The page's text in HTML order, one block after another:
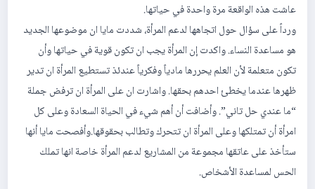
عاشت هذه الواقعة مرة واحدة في حياتها.
ورداً على سؤال حول اتجاهها لدعم المرأة، شددت مايا ان موضوعها الجديد
هو مساعدة النساء. واكدت ‏إن المرأة يجب ان تكون قوية في حياتها وأن
تكون متعلمة لأن العلم يحررها مادياً وفكرياً عندئذ تستطيع المرأة ان تدير
ظهرها عندما يخطئ احدهم بحقها. واشارت ان على المرأة ان ترفض جملة
“ما عندي حل تاني”. وأضافت أن أهم شيء في الحياة السعادة وعلى كل
امرأة أن تمتلكها وعلى المرأة ان تتحرك وتطالب بحقوقها.وأفصحت مايا أنها
ستأخذ على عاتقها مجموعة من المشاريع لدعم المرأة خاصة انها تملك
الحس لمساعدة الأشخاص.